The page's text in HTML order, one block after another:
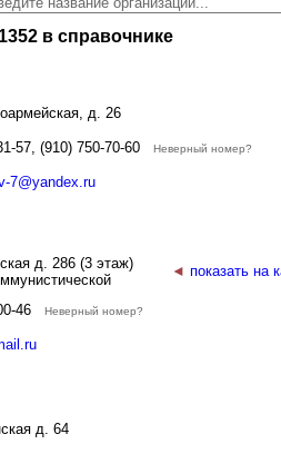
в справочнике
д. 26
57, (910) 750-70-60 Неверный номер?
7@yandex.ru
д. 286 (3 этаж)
◄ показать на
46 Неверный номер?
д. 64